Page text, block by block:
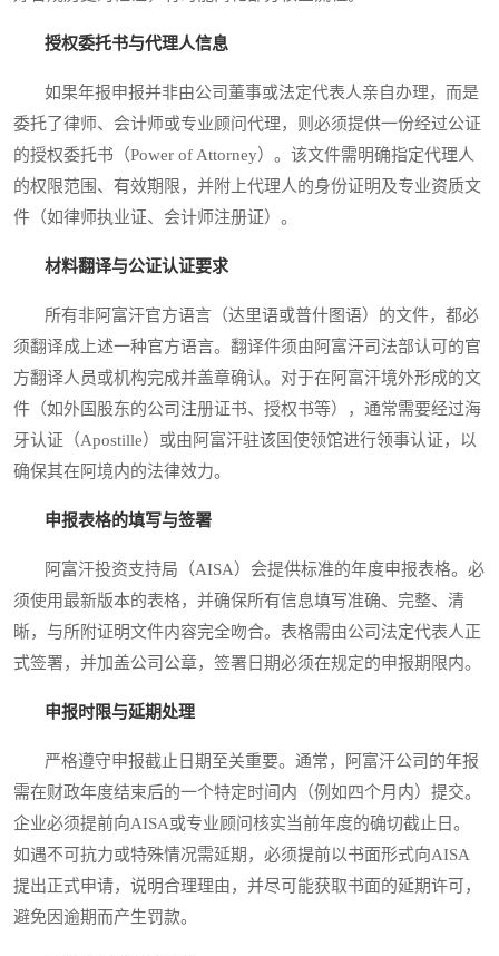
授权委托书与代理人信息
如果年报申报并非由公司董事或法定代表人亲自办理，而是
委托了律师、会计师或专业顾问代理，则必须提供一份经过公证
的授权委托书（Power of Attorney）。该文件需明确指定代理人
的权限范围、有效期限，并附上代理人的身份证明及专业资质文
件（如律师执业证、会计师注册证）。
材料翻译与公证认证要求
所有非阿富汗官方语言（达里语或普什图语）的文件，都必
须翻译成上述一种官方语言。翻译件须由阿富汗司法部认可的官
方翻译人员或机构完成并盖章确认。对于在阿富汗境外形成的文
件（如外国股东的公司注册证书、授权书等），通常需要经过海
牙认证（Apostille）或由阿富汗驻该国使领馆进行领事认证，以
确保其在阿境内的法律效力。
申报表格的填写与签署
阿富汗投资支持局（AISA）会提供标准的年度申报表格。必
须使用最新版本的表格，并确保所有信息填写准确、完整、清
晰，与所附证明文件内容完全吻合。表格需由公司法定代表人正
式签署，并加盖公司公章，签署日期必须在规定的申报期限内。
申报时限与延期处理
严格遵守申报截止日期至关重要。通常，阿富汗公司的年报
需在财政年度结束后的一个特定时间内（例如四个月内）提交。
企业必须提前向AISA或专业顾问核实当前年度的确切截止日。
如遇不可抗力或特殊情况需延期，必须提前以书面形式向AISA
提出正式申请，说明合理理由，并尽可能获取书面的延期许可，
避免因逾期而产生罚款。